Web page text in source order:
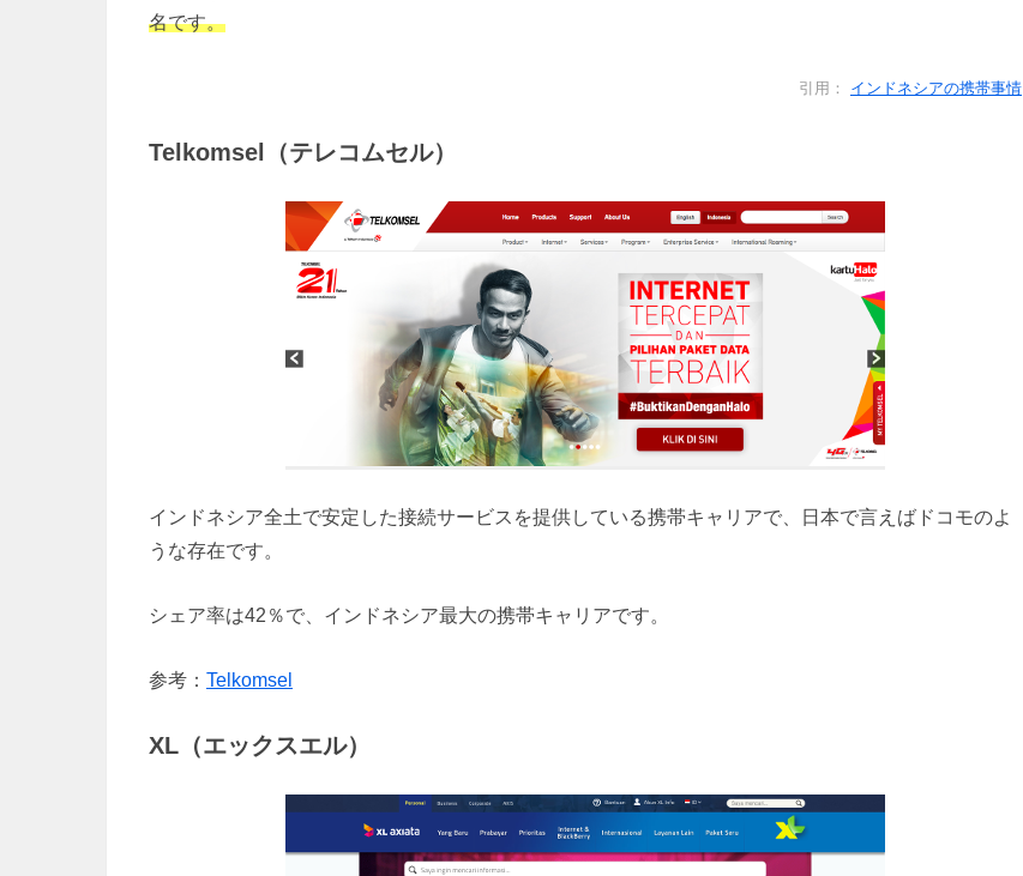
名です。
引用： インドネシアの携帯事情
Telkomsel（テレコムセル）
インドネシア全土で安定した接続サービスを提供している携帯キャリアで、日本で言えばドコモのよ
うな存在です。
シェア率は42％で、インドネシア最大の携帯キャリアです。
参考： Telkomsel
XL（エックスエル）